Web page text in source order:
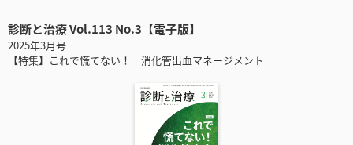
診断と治療 Vol.113 No.3【電子版】
2025年3月号
【特集】これで慌てない！ 消化管出血マネージメント